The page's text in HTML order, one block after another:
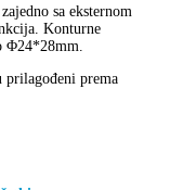
sa eksternom
Konturne
Φ24*28mm.
prilagođeni prema